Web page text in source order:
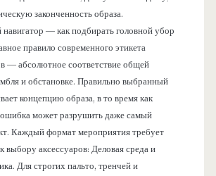
законченность образа.
навигатор — как подбирать головной убор
правило современного этикета
— абсолютное соответствие общей
и обстановке. Правильно выбранный
концепцию образа, в то время как
ошибка может разрушить даже самый
Каждый формат мероприятия требует
выбору аксессуаров: Деловая среда и
Для строгих пальто, тренчей и